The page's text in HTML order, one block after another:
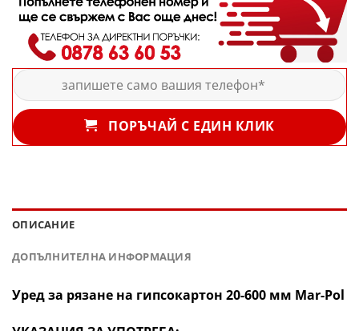
ПОРЪЧАЙ С ЕДИН КЛИК
ОПИСАНИЕ
ДОПЪЛНИТЕЛНА ИНФОРМАЦИЯ
Уред за рязане на гипсокартон 20-600 мм Mar-Pol